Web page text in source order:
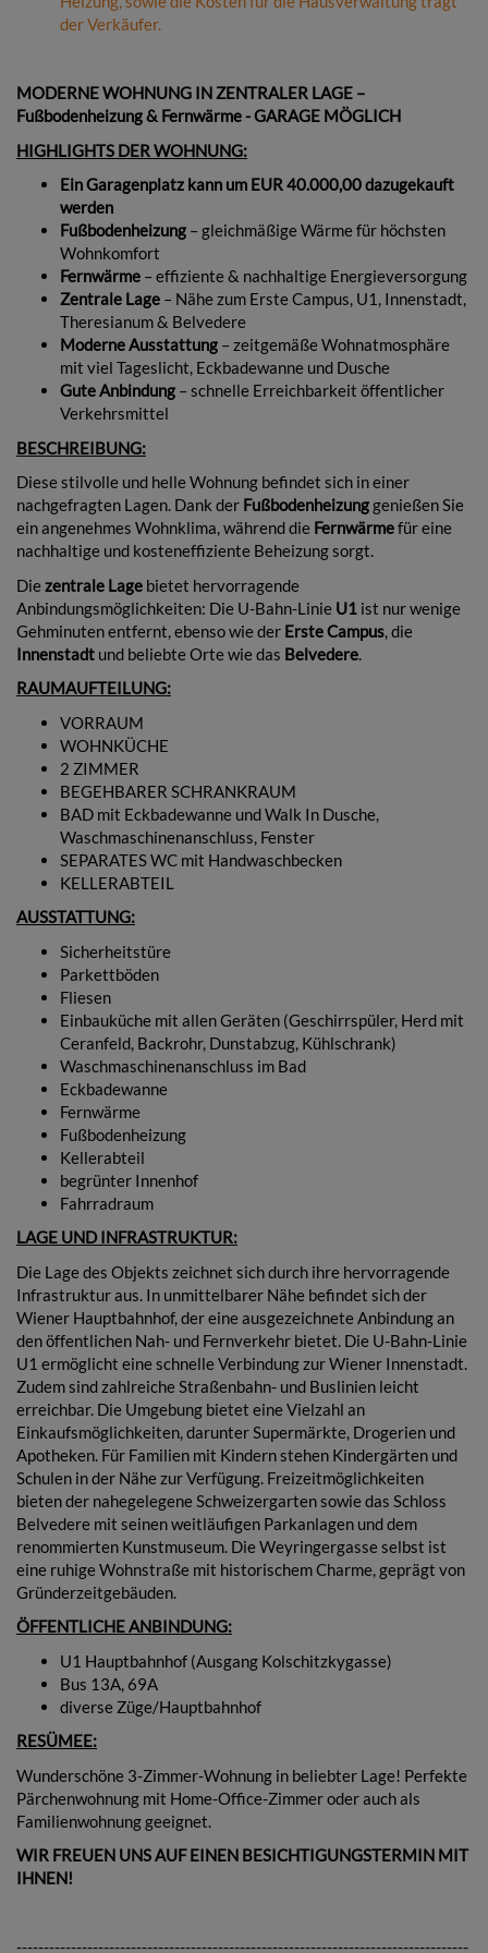
der Verkäufer.
MODERNE WOHNUNG IN ZENTRALER LAGE –
Fußbodenheizung & Fernwärme - GARAGE MÖGLICH
HIGHLIGHTS DER WOHNUNG:
Ein Garagenplatz kann um EUR 40.000,00 dazugekauft
werden
Fußbodenheizung – gleichmäßige Wärme für höchsten
Wohnkomfort
Fernwärme – effiziente & nachhaltige Energieversorgung
Zentrale Lage – Nähe zum Erste Campus, U1, Innenstadt,
Theresianum & Belvedere
Moderne Ausstattung – zeitgemäße Wohnatmosphäre
mit viel Tageslicht, Eckbadewanne und Dusche
Gute Anbindung – schnelle Erreichbarkeit öffentlicher
Verkehrsmittel
BESCHREIBUNG:
Diese stilvolle und helle Wohnung befindet sich in einer
nachgefragten Lagen. Dank der Fußbodenheizunggenießen Sie
ein angenehmes Wohnklima, während die Fernwärmefür eine
nachhaltige und kosteneffiziente Beheizung sorgt.
Diezentrale Lage bietet hervorragende
Anbindungsmöglichkeiten: Die U-Bahn-Linie U1 ist nur wenige
Gehminuten entfernt, ebenso wie der Erste Campus, die
Innenstadt und beliebte Orte wie das Belvedere.
RAUMAUFTEILUNG:
VORRAUM
WOHNKÜCHE
2 ZIMMER
BEGEHBARER SCHRANKRAUM
BAD mit Eckbadewanne und Walk In Dusche,
Waschmaschinenanschluss, Fenster
SEPARATES WC mit Handwaschbecken
KELLERABTEIL
AUSSTATTUNG:
Sicherheitstüre
Parkettböden
Fliesen
Einbauküche mit allen Geräten (Geschirrspüler, Herd mit
Ceranfeld, Backrohr, Dunstabzug, Kühlschrank)
Waschmaschinenanschluss im Bad
Eckbadewanne
Fernwärme
Fußbodenheizung
Kellerabteil
begrünter Innenhof
Fahrradraum
LAGE UND INFRASTRUKTUR:
Die Lage des Objekts zeichnet sich durch ihre hervorragende
Infrastruktur aus. In unmittelbarer Nähe befindet sich der
Wiener Hauptbahnhof, der eine ausgezeichnete Anbindung an
den öffentlichen Nah- und Fernverkehr bietet. Die U-Bahn-Linie
U1 ermöglicht eine schnelle Verbindung zur Wiener Innenstadt.
Zudem sind zahlreiche Straßenbahn- und Buslinien leicht
erreichbar. Die Umgebung bietet eine Vielzahl an
Einkaufsmöglichkeiten, darunter Supermärkte, Drogerien und
Apotheken. Für Familien mit Kindern stehen Kindergärten und
Schulen in der Nähe zur Verfügung. Freizeitmöglichkeiten
bieten der nahegelegene Schweizergarten sowie das Schloss
Belvedere mit seinen weitläufigen Parkanlagen und dem
renommierten Kunstmuseum. Die Weyringergasse selbst ist
eine ruhige Wohnstraße mit historischem Charme, geprägt von
Gründerzeitgebäuden.
ÖFFENTLICHE ANBINDUNG:
U1 Hauptbahnhof (Ausgang Kolschitzkygasse)
Bus 13A, 69A
diverse Züge/Hauptbahnhof
RESÜMEE:
Wunderschöne 3-Zimmer-Wohnung in beliebter Lage! Perfekte
Pärchenwohnung mit Home-Office-Zimmer oder auch als
Familienwohnung geeignet.
WIR FREUEN UNS AUF EINEN BESICHTIGUNGSTERMIN MIT
IHNEN!
-----------------------------------------------------------------------------------